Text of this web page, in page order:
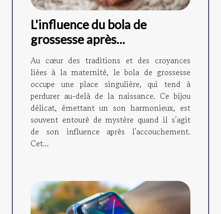
L'influence du bola de
grossesse après
l'accouchement
Au cœur des traditions et des croyances
liées à la maternité, le bola de grossesse
occupe une place singulière, qui tend à
perdurer au-delà de la naissance. Ce bijou
délicat, émettant un son harmonieux, est
souvent entouré de mystère quand il s'agit
de son influence après l'accouchement.
Cet...